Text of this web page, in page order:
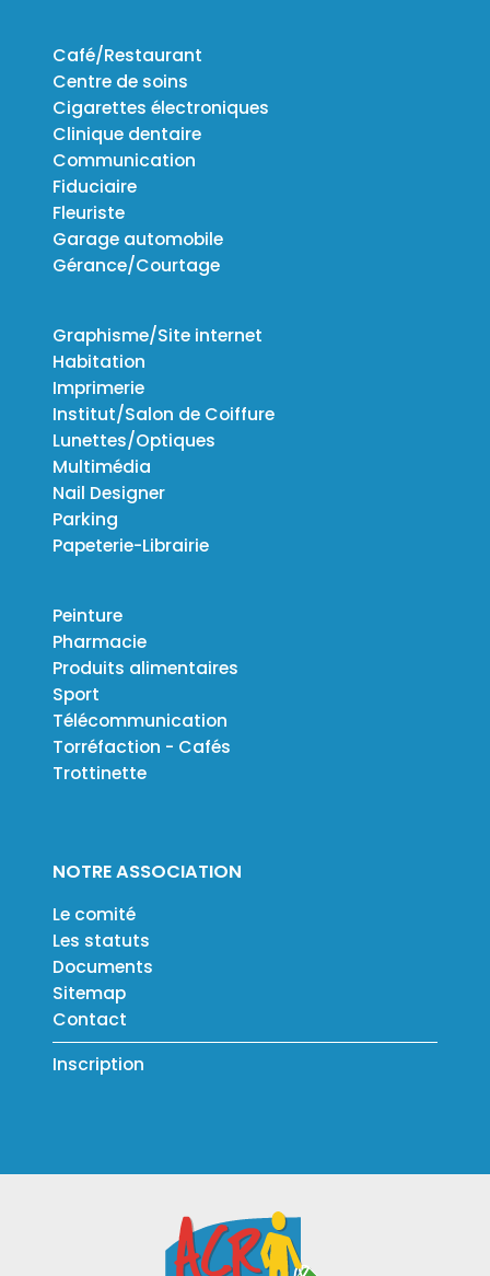
Café/Restaurant
Centre de soins
Cigarettes électroniques
Clinique dentaire
Communication
Fiduciaire
Fleuriste
Garage automobile
Gérance/Courtage
Graphisme/Site internet
Habitation
Imprimerie
Institut/Salon de Coiffure
Lunettes/Optiques
Multimédia
Nail Designer
Parking
Papeterie-Librairie
Peinture
Pharmacie
Produits alimentaires
Sport
Télécommunication
Torréfaction - Cafés
Trottinette
NOTRE ASSOCIATION
Le comité
Les statuts
Documents
Sitemap
Contact
Inscription